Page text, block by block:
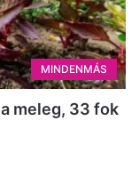
MINDENMÁS
meleg, 33 fok